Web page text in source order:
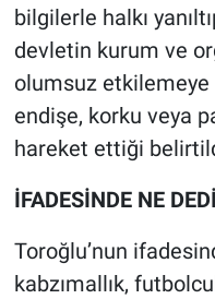
bilgilerle halkı
devletin kurum ve
olumsuz etkilemeye
endişe, korku veya
hareket ettiği
İFADESİNDE NE
Toroğlu’nun
kabzımallık,